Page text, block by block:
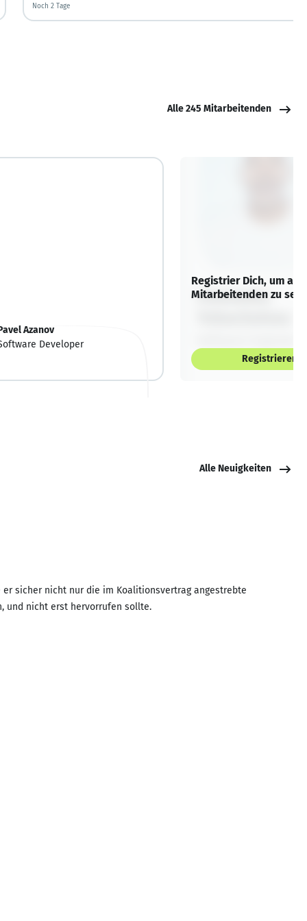
Noch 2 Tage
Noch 2 Tage
Alle 245 Mitarbeitenden
Azanov
Developer
Registrier Dich, um
Mitarbeitenden zu
Registrieren
Alle Neuigkeiten
er sicher nicht nur die im Koalitionsvertrag angestrebte
und nicht erst hervorrufen sollte.